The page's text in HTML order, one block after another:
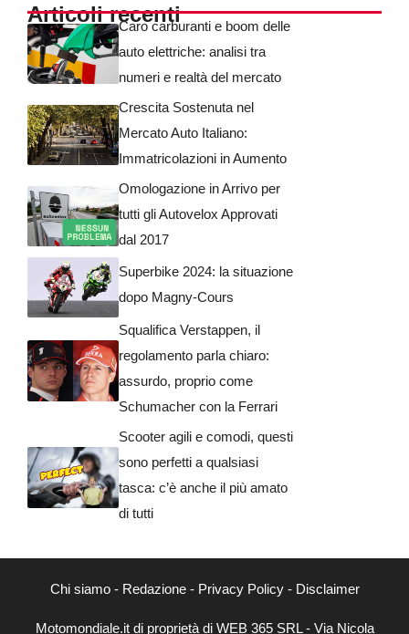
Articoli recentiCaro carburanti e boom delle
auto elettriche: analisi tra
numeri e realtà del mercato
Crescita Sostenuta nel
Mercato Auto Italiano:
Immatricolazioni in Aumento
Omologazione in Arrivo per
tutti gli Autovelox Approvati
dal 2017
Superbike 2024: la situazione
dopo Magny-Cours
Squalifica Verstappen, il
regolamento parla chiaro:
assurdo, proprio come
Schumacher con la Ferrari
Scooter agili e comodi, questi
sono perfetti a qualsiasi
tasca: c’è anche il più amato
di tutti
Chi siamo- Redazione- Privacy Policy- Disclaimer
Motomondiale.it di proprietà di WEB 365 SRL - Via Nicola